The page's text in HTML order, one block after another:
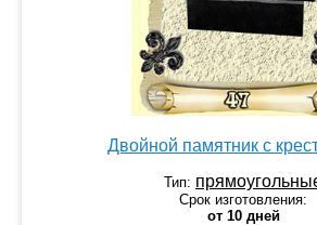
Двойной памятник с
Тип:
Срок изготовления:
от 10 дней